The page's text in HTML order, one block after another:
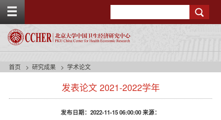
g
e
o
首页 研究成果 学术论文
发表论文 2021-2022学年
发布日期：2022-11-15 06:00:00 来源：